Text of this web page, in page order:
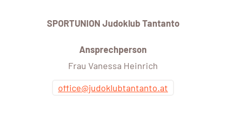
SPORTUNION Judoklub Tantanto
Ansprechperson
Frau Vanessa Heinrich
office@judoklubtantanto.at